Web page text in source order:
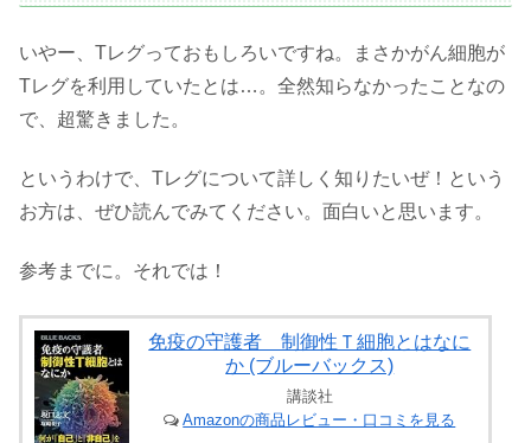
いやー、Tレグっておもしろいですね。まさかがん細胞が
Tレグを利用していたとは…。全然知らなかったことなの
で、超驚きました。
というわけで、Tレグについて詳しく知りたいぜ！という
お方は、ぜひ読んでみてください。面白いと思います。
参考までに。それでは！
免疫の守護者 制御性Ｔ細胞とはなに
か (ブルーバックス)
講談社
Amazonの商品レビュー・口コミを見る